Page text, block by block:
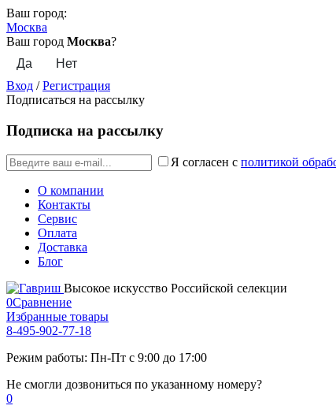
Ваш город:
Москва
Ваш город Москва?
Вход /Регистрация
Подписаться на рассылку
Подписка на рассылку
Я согласен с политикой
О компании
Контакты
Сервис
Оплата
Доставка
Блог
Высокое искусство Российской селекции
0Сравнение
Избранные товары
8-495-902-77-18
Режим работы: Пн-Пт с 9:00 до 17:00
Не смогли дозвониться по указанному номеру?
0